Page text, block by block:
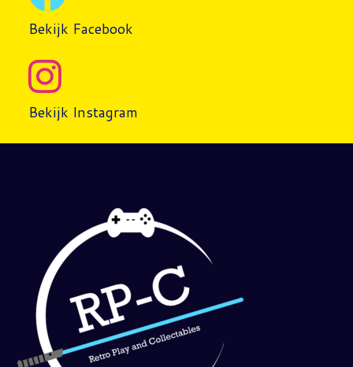
Bekijk Facebook
Bekijk Instagram